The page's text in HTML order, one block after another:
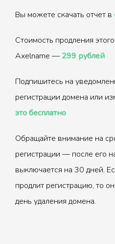
Вы можете скачать отчет в
Стоимость продления
Axelname — 299 рублей
Подпишитесь на
регистрации домена или
это бесплатно
Обращайте внимание на
регистрации — после его
выключается на 30 дней.
продлит регистрацию, то
день удаления домена.